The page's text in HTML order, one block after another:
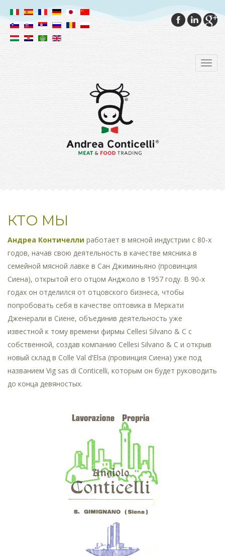
КТО МЫ
Андреа Контичелли работает в мясной индустрии с 80-х
годов, начав свою деятельность в качестве мясника в
семейной мясной лавке в Сан Джиминьяно (провинция
Сиена), открытой его отцом Анджоло в 1957 году. В 90-х
годах он отделился от отцовского бизнеса, чтобы
попробовать себя в качестве оптовика в Меркати
Дженерали в Сиене, объединив деятельность уже
известной к тому времени фирмы Cellesi Silvano & C с
собственной, создав компанию Cellesi Silvano & C и открыв
новый склад в Colle Val d’Elsa (провинция Сиена) уже под
названием Vig sas di Conticelli, которым он будет руководить
до конца девяностых.